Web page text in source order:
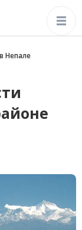
Непале